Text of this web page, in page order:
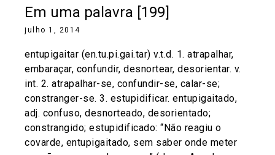
Em uma palavra [199]
julho 1, 2014
entupigaitar (en.tu.pi.gai.tar) v.t.d. 1. atrapalhar,
embaraçar, confundir, desnortear, desorientar. v.
int. 2. atrapalhar-se, confundir-se, calar-se;
constranger-se. 3. estupidificar. entupigaitado,
adj. confuso, desnorteado, desorientado;
constrangido; estupidificado: “Não reagiu o
covarde, entupigaitado, sem saber onde meter